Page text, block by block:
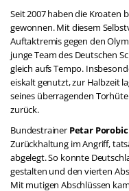
Seit 2007 haben die Kroaten
gewonnen. Mit diesem
Auftaktremis gegen den
junge Team des Deutschen
gleich aufs Tempo.
eiskalt genutzt, zur Halbzeit
seines überragenden
zurück.
Bundestrainer Petar Porobic
Zurückhaltung im Angriff,
abgelegt. So konnte
gestalten und den vierten
Mit mutigen Abschlüssen